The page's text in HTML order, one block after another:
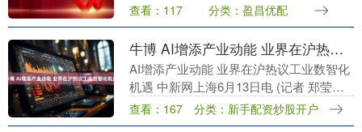
了，真的把整个联赛狠狠坑了一把 回过头
再看上海男篮主帅卢伟当初的发言，也真
的算不上....
查看：117 分类：盈昌优配
牛博 AI增添产业动能 业界在沪热议工业数智化机遇
AI增添产业动能 业界在沪热议工业数智化
机遇 中新网上海6月13日电 (记者 郑莹莹)
以“创新驱动 产业协同 价值跃迁”为主题的
第一届工业用品大会(CISS 2....
查看：167 分类：新手配资炒股开户